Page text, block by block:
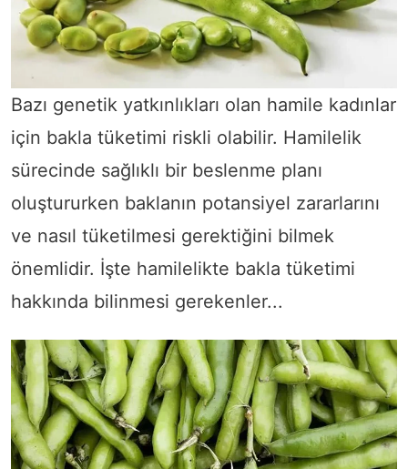
Bazı genetik yatkınlıkları olan hamile kadınlar
için bakla tüketimi riskli olabilir. Hamilelik
sürecinde sağlıklı bir beslenme planı
oluştururken baklanın potansiyel zararlarını
ve nasıl tüketilmesi gerektiğini bilmek
önemlidir. İşte hamilelikte bakla tüketimi
hakkında bilinmesi gerekenler...